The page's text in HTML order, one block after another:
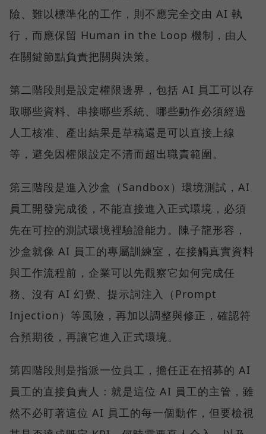
險、難以標準化的工作，則不應完全交由 AI 執
行，而應保留 Human in the Loop 機制，由人
在關鍵節點負責把關與決策。
第二階段則是設定權限邊界，包括 AI 員工可以存
取哪些資料、串接哪些系統、哪些動作必須經過
人工核准、產出結果是草稿還是可以直接上線
等，避免因權限設定不清而超出職責範圍。
第三階段是進入沙盒（Sandbox）環境測試，AI
員工開發完成後，不能直接進入正式環境，必須
先在可控的測試環境裡驗證能力。陳子龍形容，
沙盒就像 AI 員工的專屬訓練室，在接觸真實資料
與工作流程前，企業可以先觀察它如何完成任
務、沒有 AI 幻覺、提示詞注入（Prompt
Injection）等風險，再加以調整與修正，確認符
合預期後，再讓它進入正式環境。
第四階段則是指派一位員工，擔任正在招募的 AI
員工的直接負責人：就是這位 AI 員工的主管，雖
然不必盯著這位 AI 員工的每一個動作，但要檢視